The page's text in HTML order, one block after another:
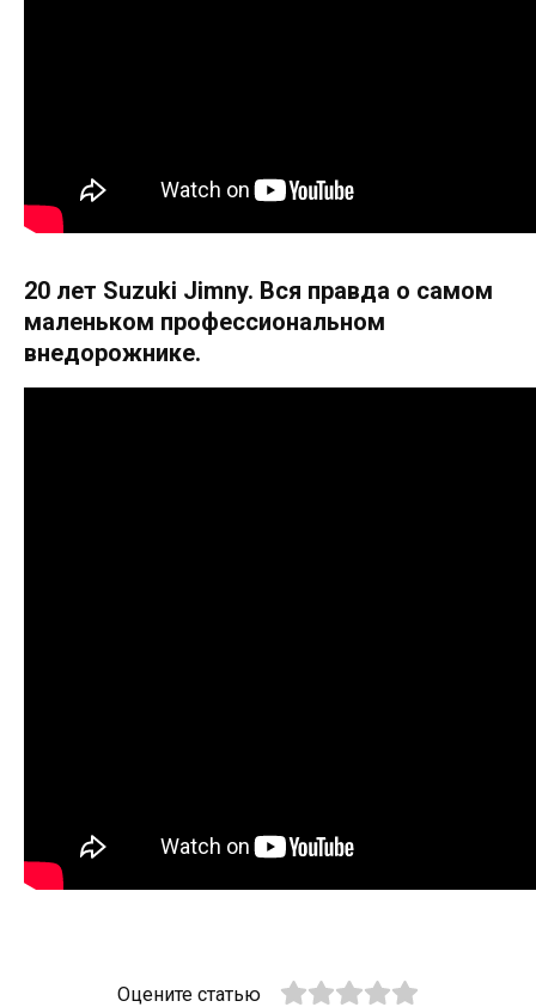
20 лет Suzuki Jimny. Вся правда о самом
маленьком профессиональном
внедорожнике.
Оцените статью